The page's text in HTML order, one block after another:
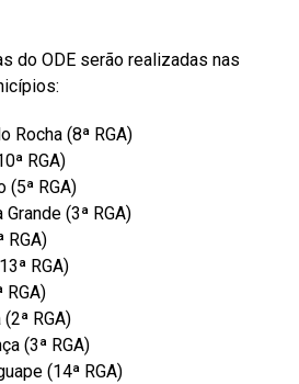
do ODE serão realizadas nas
Rocha (8ª RGA)
RGA)
RGA)
(3ª RGA)
RGA)
RGA)
RGA)
(3ª RGA)
(14ª RGA)